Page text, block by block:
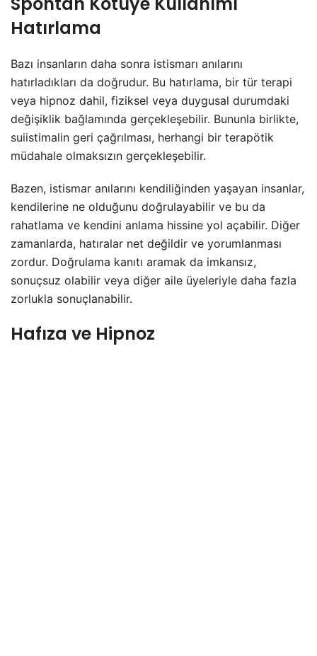
Hatırlama
Bazı insanların daha sonra istismarı anılarını
hatırladıkları da doğrudur. Bu hatırlama, bir tür terapi
veya hipnoz dahil, fiziksel veya duygusal durumdaki
değişiklik bağlamında gerçekleşebilir. Bununla birlikte,
suiistimalin geri çağrılması, herhangi bir terapötik
müdahale olmaksızın gerçekleşebilir.
Bazen, istismar anılarını kendiliğinden yaşayan insanlar,
kendilerine ne olduğunu doğrulayabilir ve bu da
rahatlama ve kendini anlama hissine yol açabilir. Diğer
zamanlarda, hatıralar net değildir ve yorumlanması
zordur. Doğrulama kanıtı aramak da imkansız,
sonuçsuz olabilir veya diğer aile üyeleriyle daha fazla
zorlukla sonuçlanabilir.
Hafıza ve Hipnoz